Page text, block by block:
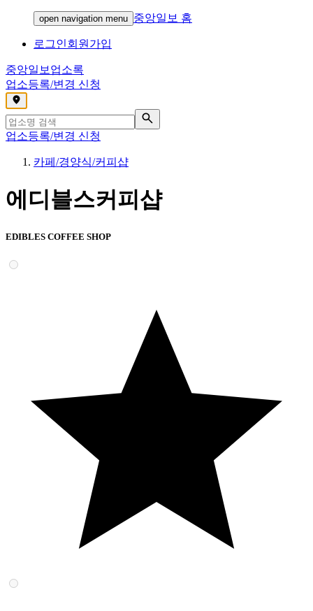
open navigation menu 중앙일보 홈
로그인회원가입
중앙일보 업소록
업소등록/변경 신청
,
업소등록/변경 신청
카페/경양식/커피샵
에디블스커피샵
EDIBLES COFFEE SHOP